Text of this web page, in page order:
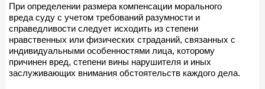
При определении размера компенсации морального
вреда суду с учетом требований разумности и
справедливости следует исходить из степени
нравственных или физических страданий, связанных с
индивидуальными особенностями лица, которому
причинен вред, степени вины нарушителя и иных
заслуживающих внимания обстоятельств каждого дела.